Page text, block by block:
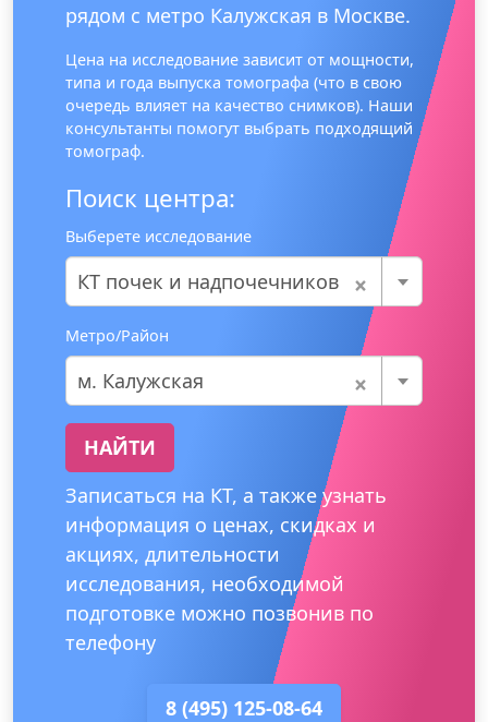
рядом с метро Калужская в Москве.
Цена на исследование зависит от мощности,
типа и года выпуска томографа (что в свою
очередь влияет на качество снимков). Наши
консультанты помогут выбрать подходящий
томограф.
Поиск центра:
Выберете исследование
×
КТ почек и надпочечников
Метро/Район
×
м. Калужская
НАЙТИ
Записаться на КТ, а также узнать
информация о ценах, скидках и
акциях, длительности
исследования, необходимой
подготовке можно позвонив по
телефону
8 (495) 125-08-64